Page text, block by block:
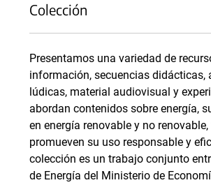
Colección
Presentamos una variedad de
información, secuencias didácticas,
lúdicas, material audiovisual y
abordan contenidos sobre energía,
en energía renovable y no renovable,
promueven su uso responsable y
colección es un trabajo conjunto
de Energía del Ministerio de